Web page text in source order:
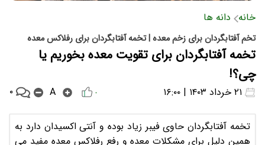
خانه دانه ها
تخم آفتابگردان برای زخم معده | تخمه آفتابگردان برای رفلاکس معده
تخمه آفتابگردان برای تقویت معده بخوریم یا
چی؟!
۰ A ۰
تخمه آفتابگردان حاوی فیبر زیاد بوده و آنتی اکسیدان دارد به
همین دلیل برای مشکلات معده و رفع رفلاکس معده مفید می